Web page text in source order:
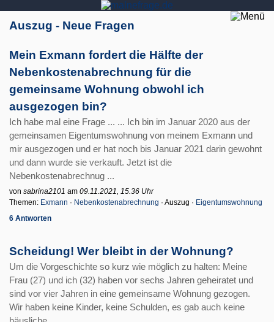
Auszug - Neue Fragen
Mein Exmann fordert die Hälfte der
Nebenkostenabrechnung für die
gemeinsame Wohnung obwohl ich
ausgezogen bin?
Ich habe mal eine Frage ... ... Ich bin im Januar 2020 aus der
gemeinsamen Eigentumswohnung von meinem Exmann und
mir ausgezogen und er hat noch bis Januar 2021 darin gewohnt
und dann wurde sie verkauft. Jetzt ist die
Nebenkostenabrechnug ...
von sabrina2101 am 09.11.2021, 15.36 Uhr
Themen: Exmann · Nebenkostenabrechnung · Auszug · Eigentumswohnung
6 Antworten
Scheidung! Wer bleibt in der Wohnung?
Um die Vorgeschichte so kurz wie möglich zu halten: Meine
Frau (27) und ich (32) haben vor sechs Jahren geheiratet und
sind vor vier Jahren in eine gemeinsame Wohnung gezogen.
Wir haben keine Kinder, keine Schulden, es gab auch keine